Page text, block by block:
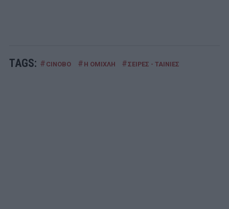
TAGS: # CINOBO # Η ΟΜΙΧΛΗ #ΣΕΙΡΕΣ - ΤΑΙΝΙΕΣ